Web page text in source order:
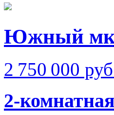
Южный
2 750 000
2-